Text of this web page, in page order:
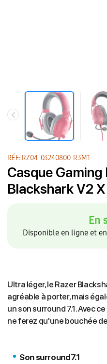
RÉF: RZ04-03240800-R3M1
Casque Gaming
Blackshark V2
En
Disponible en ligne et
Ultra léger, le Razer
agréable à porter, mais
un son surround 7.1. Avec
ne ferez qu'une bouchée
Son surround7.1